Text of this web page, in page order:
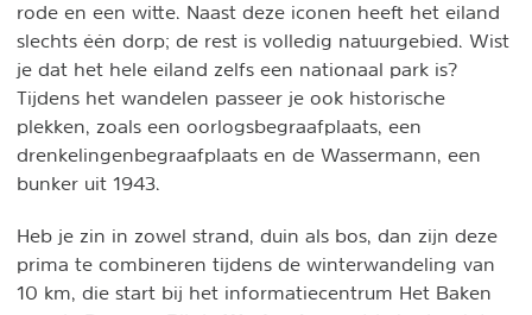
rode en een witte. Naast deze iconen heeft het eiland
slechts één dorp; de rest is volledig natuurgebied. Wist
je dat het hele eiland zelfs een nationaal park is?
Tijdens het wandelen passeer je ook historische
plekken, zoals een oorlogsbegraafplaats, een
drenkelingenbegraafplaats en de Wassermann, een
bunker uit 1943.
Heb je zin in zowel strand, duin als bos, dan zijn deze
prima te combineren tijdens de winterwandeling van
10 km, die start bij het informatiecentrum Het Baken